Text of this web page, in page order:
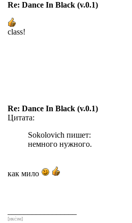
Re: Dance In Black (v.0.1)
class!
Re: Dance In Black (v.0.1)
Цитата:
Sokolovich пишет:
немного нужного.
как мило
[икс́эм]